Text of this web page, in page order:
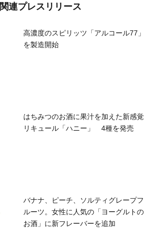
関連プレスリリース
高濃度のスピリッツ「アルコール77」
を製造開始
はちみつのお酒に果汁を加えた新感覚
リキュール「ハニー」 4種を発売
バナナ、ピーチ、ソルティグレープフ
ルーツ。女性に人気の「ヨーグルトの
お酒」に新フレーバーを追加